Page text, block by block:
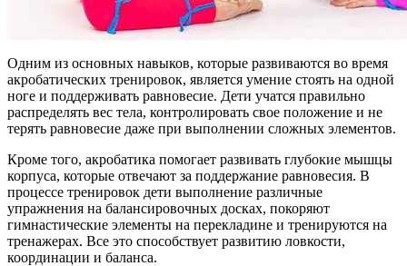
Одним из основных навыков, которые развиваются во время
акробатических тренировок, является умение стоять на одной
ноге и поддерживать равновесие. Дети учатся правильно
распределять вес тела, контролировать свое положение и не
терять равновесие даже при выполнении сложных элементов.
Кроме того, акробатика помогает развивать глубокие мышцы
корпуса, которые отвечают за поддержание равновесия. В
процессе тренировок дети выполнение различные
упражнения на балансировочных досках, покоряют
гимнастические элементы на перекладине и тренируются на
тренажерах. Все это способствует развитию ловкости,
координации и баланса.